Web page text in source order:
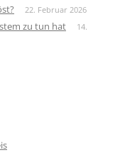
22. Februar 2026
zu tun hat
14.